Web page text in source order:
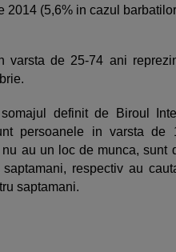
2014 (5,6% in cazul
varsta de 25-74 ani
definit de Biroul
persoanele in varsta de
au un loc de munca, sunt
saptamani, respectiv au
saptamani.